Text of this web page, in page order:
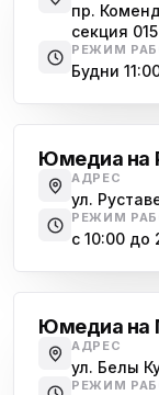
пр.
секция 015
РЕЖИМ
Будни
Юмедиа на
АДРЕС
ул.
РЕЖИМ
с 10:00 до
Юмедиа на
АДРЕС
ул. Белы
РЕЖИМ